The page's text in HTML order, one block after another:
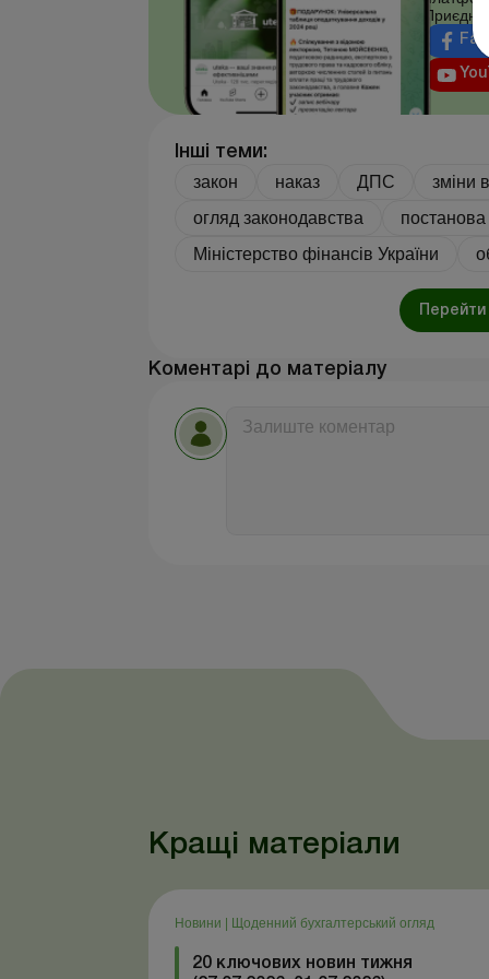
Інші теми:
закон наказ ДПС зміни
огляд законодавства
постанова
Міністерство фінансів України
Перейти
Коментарі до матеріалу
Кращі матеріали
Новини | Щоденний бухгалтерський огляд
20 ключових новин тижня